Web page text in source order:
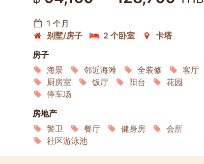
1 个月
别墅/房子
2 个卧室
卡塔
房子
海景
邻近海滩 全装修
客厅
厨房室
饭厅 阳台
花园
停车场
房地产
警卫
餐厅 健身房
会所
社区游泳池